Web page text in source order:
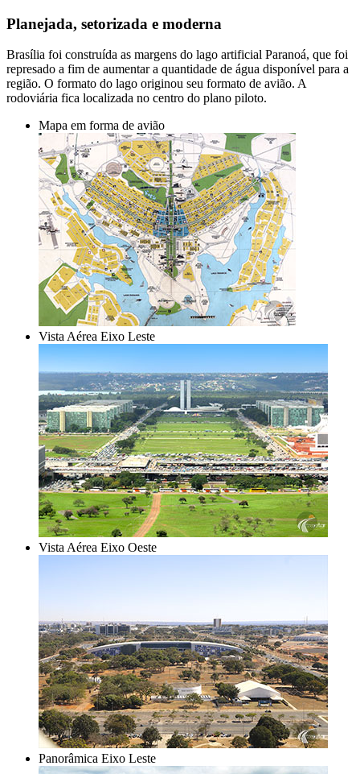
Planejada, setorizada e moderna
Brasília foi construída as margens do lago artificial Paranoá, que foi
represado a fim de aumentar a quantidade de água disponível para a
região. O formato do lago originou seu formato de avião. A
rodoviária fica localizada no centro do plano piloto.
Mapa em forma de avião
Vista Aérea Eixo Leste
Vista Aérea Eixo Oeste
Panorâmica Eixo Leste